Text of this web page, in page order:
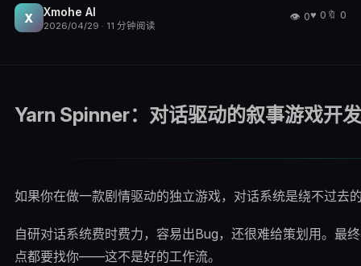
X Xmohe AI
2026/04/29 · 11 分钟阅读
👁 0♥ 0 🔖 0
Yarn Spinner：对话驱动的叙事游戏开
如果你在做一款剧情驱动的独立游戏，对话系统是绕不过去
自研对话系统费时费力，容易出Bug，还很难给策划用。最
点都要找你——这不是好的工作流。